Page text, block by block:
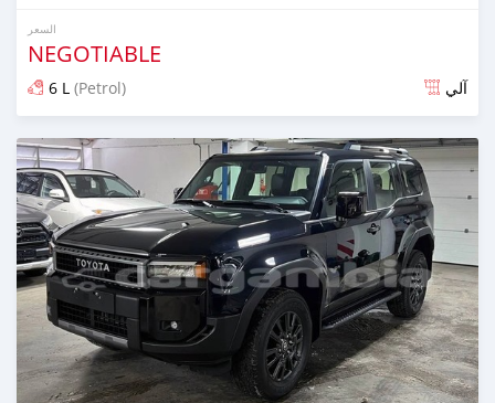
السعر
NEGOTIABLE
6 L (Petrol) آلي
تم النشر منذ 10 أيام مضت